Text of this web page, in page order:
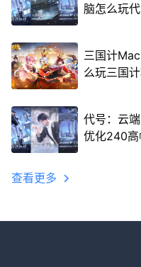
脑怎么玩
三国计
么玩三国
代号：云
优化240高
查看更多